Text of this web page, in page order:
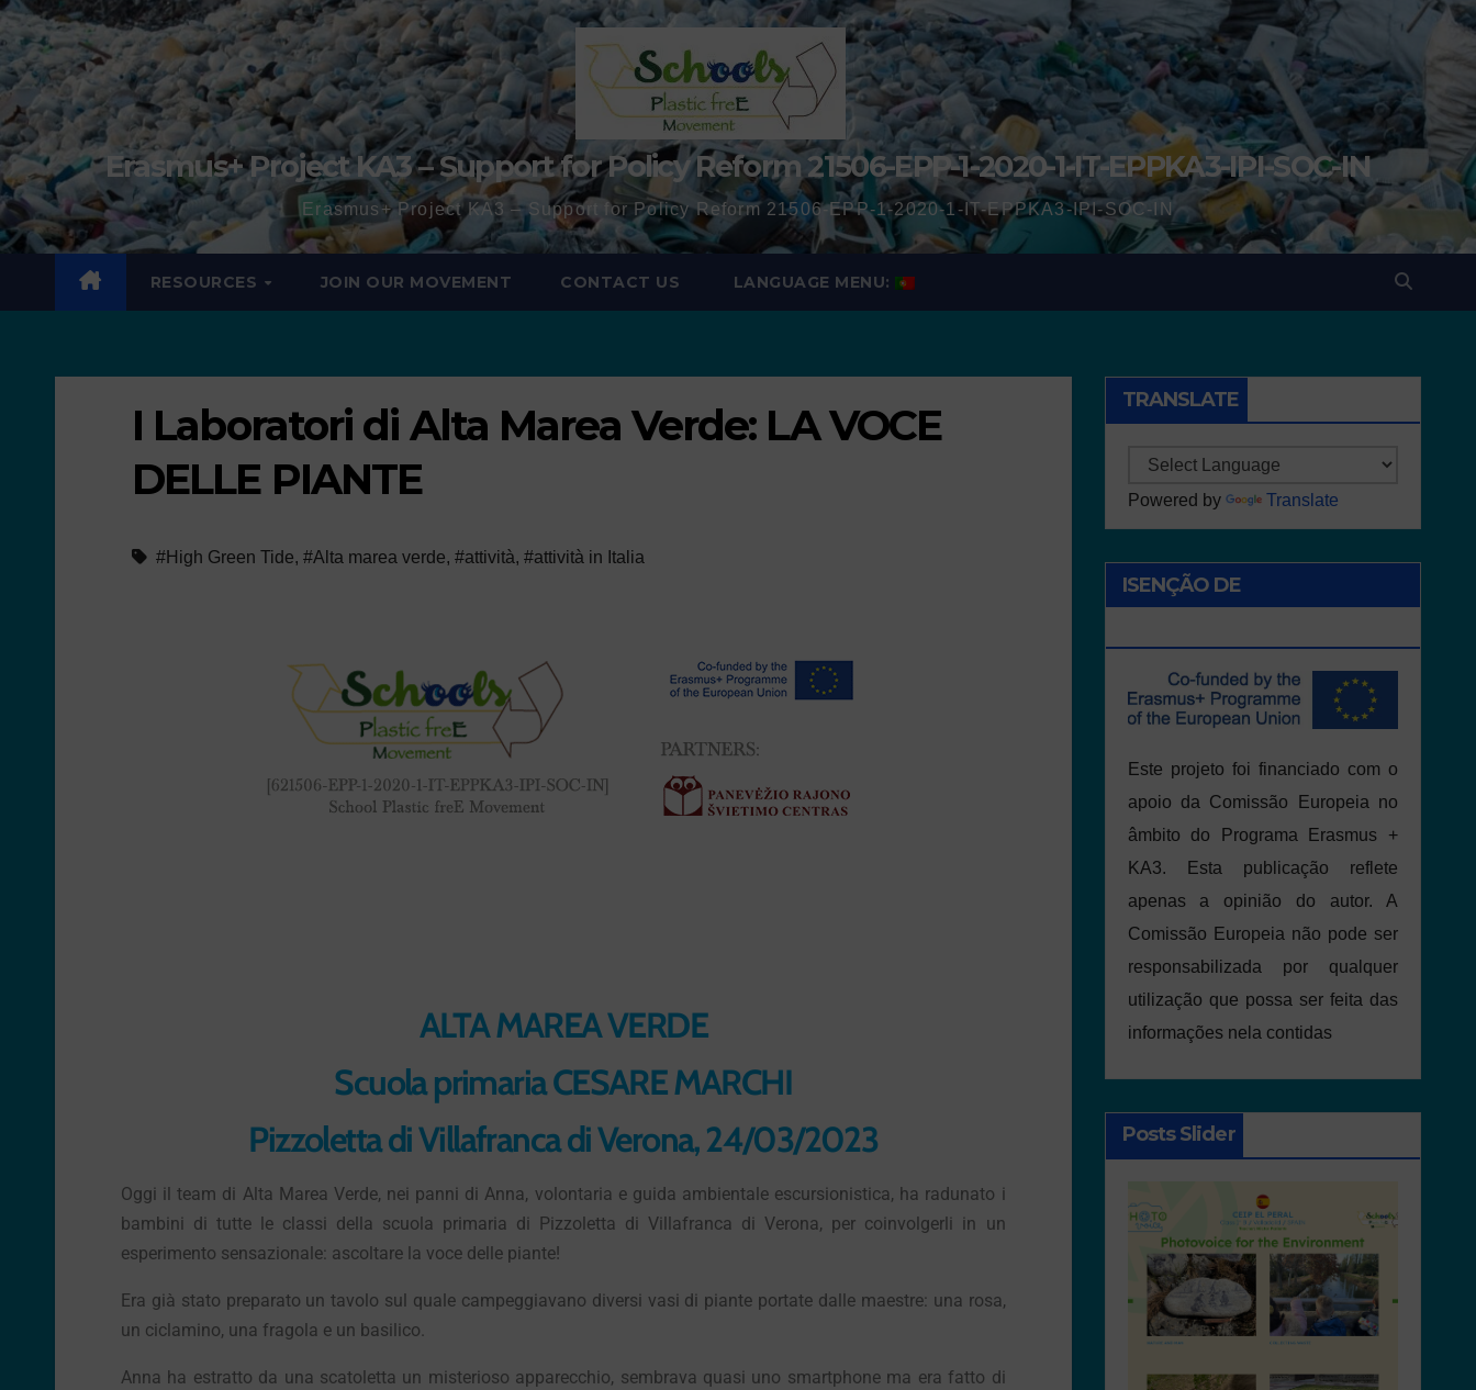
Erasmus+ Project KA3 – Support for Policy Reform 21506-EPP-1-2020-1-IT-EPPKA3-IPI-SOC-IN
Erasmus+ Project KA3 – Support for Policy Reform 21506-EPP-1-2020-1-IT-EPPKA3-IPI-SOC-IN
RESOURCES JOIN OUR MOVEMENT CONTACT US LANGUAGE MENU:
I Laboratori di Alta Marea Verde: LA VOCE
DELLE PIANTE
#High Green Tide, #Alta marea verde, #attività, #attività in Italia
ALTA MAREA VERDE
Scuola primaria CESARE MARCHI
Pizzoletta di Villafranca di Verona, 24/03/2023
Oggi il team di Alta Marea Verde, nei panni di Anna, volontaria e guida ambientale escursionistica, ha radunato i
bambini di tutte le classi della scuola primaria di Pizzoletta di Villafranca di Verona, per coinvolgerli in un
esperimento sensazionale: ascoltare la voce delle piante!
Era già stato preparato un tavolo sul quale campeggiavano diversi vasi di piante portate dalle maestre: una rosa,
un ciclamino, una fragola e un basilico.
Anna ha estratto da una scatoletta un misterioso apparecchio, sembrava quasi uno smartphone ma era fatto di
TRANSLATE
Powered by Translate
ISENÇÃO DE
Este projeto foi financiado com o
apoio da Comissão Europeia no
âmbito do Programa Erasmus +
KA3. Esta publicação reflete
apenas a opinião do autor. A
Comissão Europeia não pode ser
responsabilizada por qualquer
utilização que possa ser feita das
informações nela contidas
Posts Slider